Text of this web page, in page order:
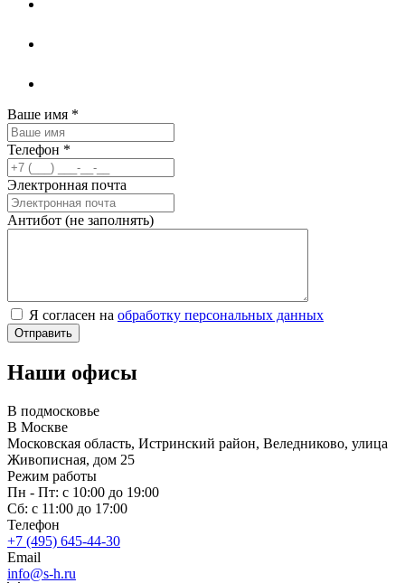
Ваше имя *
Телефон *
Электронная почта
Антибот (не заполнять)
Я согласен на обработку персональных данных
Наши офисы
В подмосковье
В Москве
Московская область, Истринский район, Веледниково, улица
Живописная, дом 25
Режим работы
Пн - Пт: с 10:00 до 19:00
Сб: с 11:00 до 17:00
Телефон
+7 (495) 645-44-30
Email
info@s-h.ru